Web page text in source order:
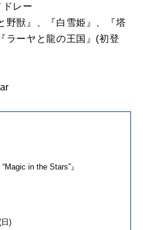
レー
野獣』、『白雪姫』、『塔
ラーヤと龍の王国』(初登
in the Stars”』
)